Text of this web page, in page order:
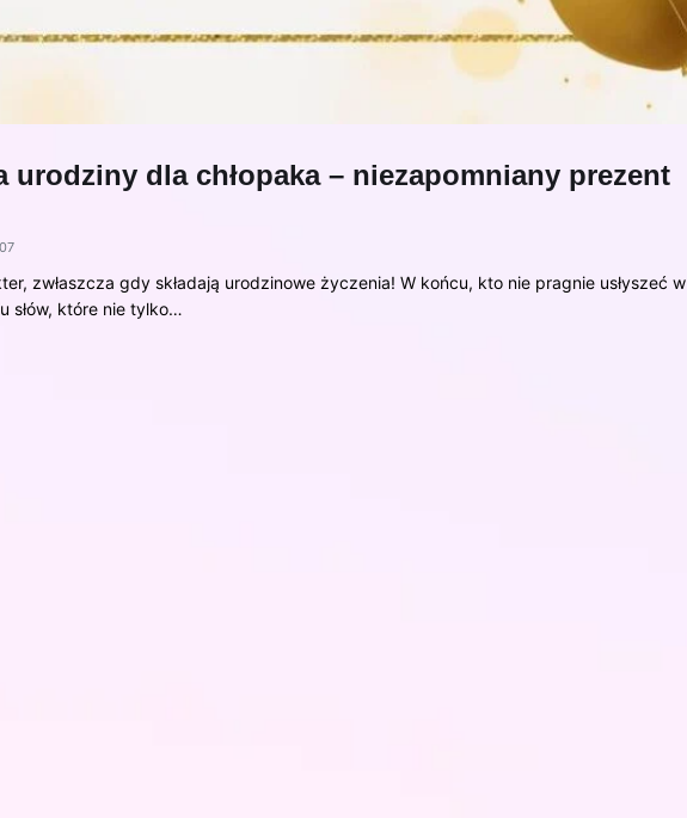
urodziny dla chłopaka – niezapomniany prezent
zwłaszcza gdy składają urodzinowe życzenia! W końcu, kto nie pragnie usłyszeć w
słów, które nie tylko…